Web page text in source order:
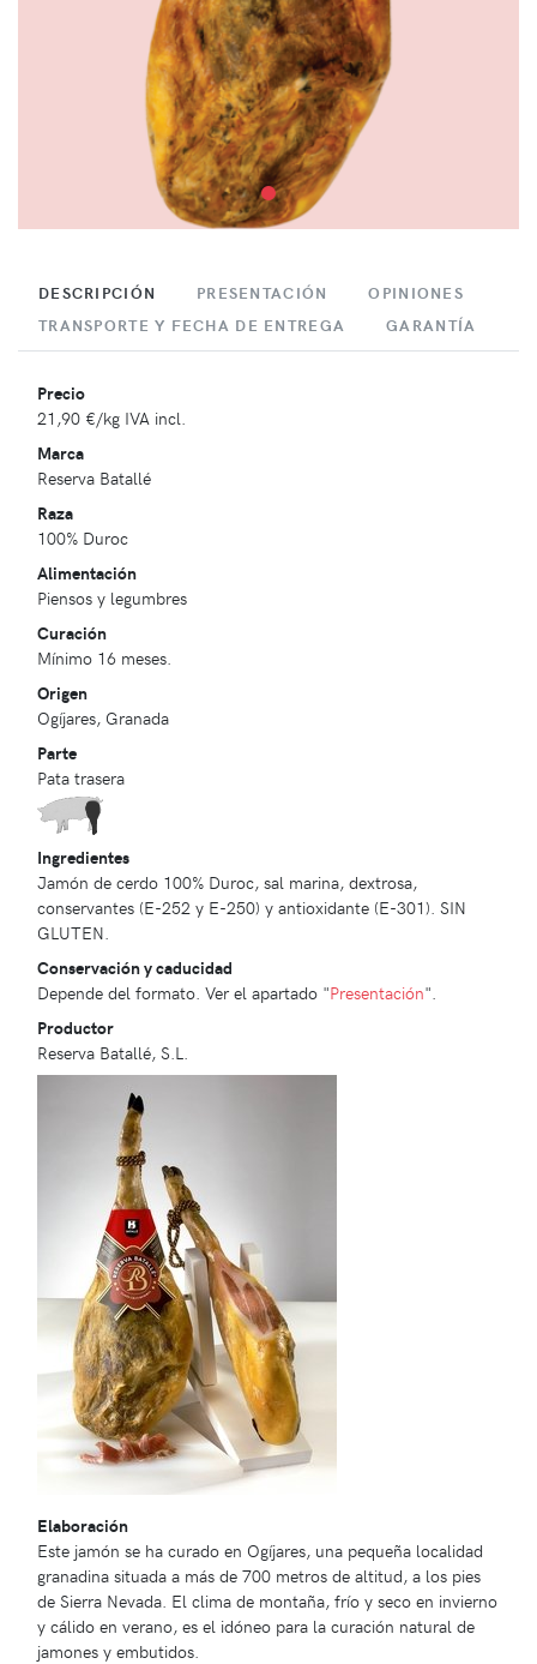
DESCRIPCIÓN PRESENTACIÓN
OPINIONES
TRANSPORTE Y FECHA DE ENTREGA
GARANTÍA
Precio
21,90 €/kg IVA incl.
Marca
Reserva Batallé
Raza
100% Duroc
Alimentación
Piensos y legumbres
Curación
Mínimo 16 meses.
Origen
Ogíjares, Granada
Parte
Pata trasera
Ingredientes
Jamón de cerdo 100% Duroc, sal marina, dextrosa,
conservantes (E-252 y E-250) y antioxidante (E-301). SIN
GLUTEN.
Conservación y caducidad
Depende del formato. Ver el apartado "Presentación".
Productor
Reserva Batallé, S.L.
Elaboración
Este jamón se ha curado en Ogíjares, una pequeña localidad
granadina situada a más de 700 metros de altitud, a los pies
de Sierra Nevada. El clima de montaña, frío y seco en invierno
y cálido en verano, es el idóneo para la curación natural de
jamones y embutidos.